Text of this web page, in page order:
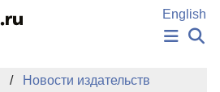
English
НОВОСТИ
Новости издательств